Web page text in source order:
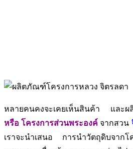
หลายคนคงจะเคยเห็นสินค้า แล
หรือ โครงการส่วนพระองค์ จากสวน
เราจะนำเสนอ การนำวัตถุดิบจาก